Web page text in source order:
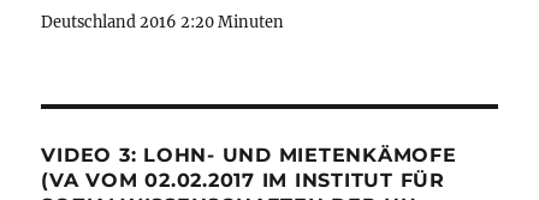
Deutschland 2016 2:20 Minuten
VIDEO 3: LOHN- UND MIETENKÄMOFE
(VA VOM 02.02.2017 IM INSTITUT FÜR